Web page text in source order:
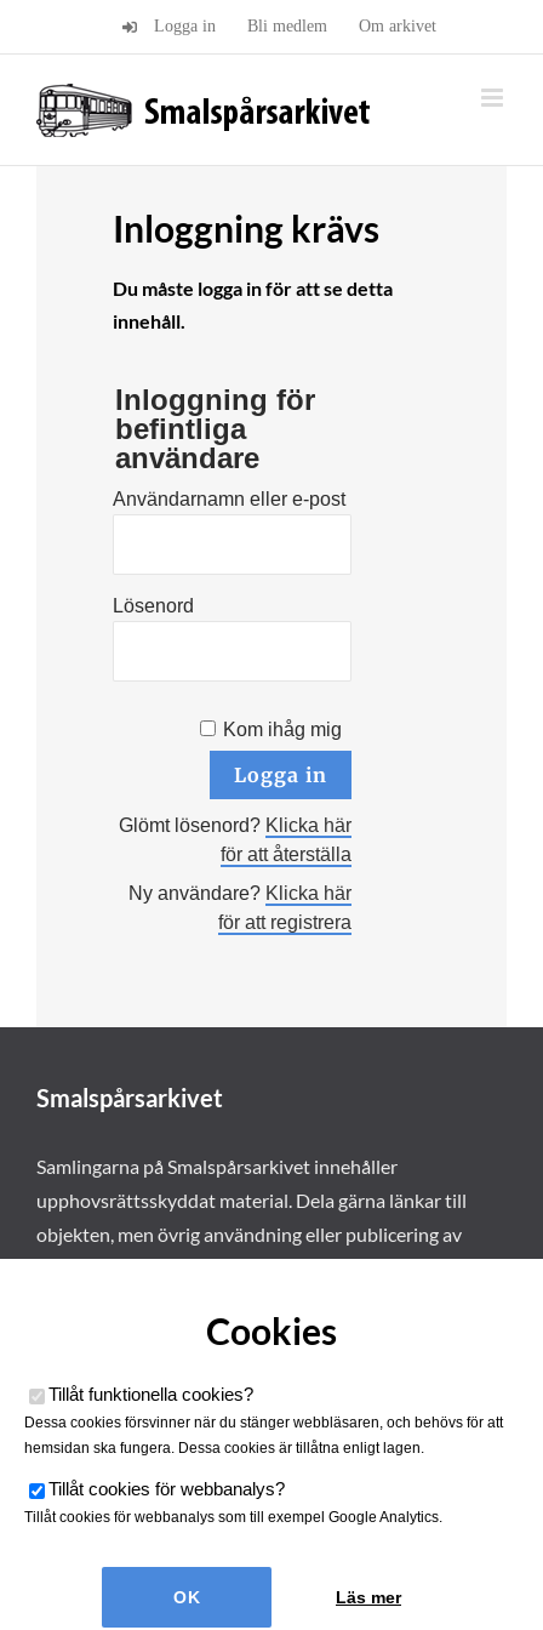
Logga in Bli medlem Om arkivet
Inloggning krävs
Du måste logga in för att se detta
innehåll.
Inloggning för
befintliga
användare
Användarnamn eller e-post
Lösenord
Kom ihåg mig
Glömt lösenord? Klicka här
för att återställa
Ny användare? Klicka här
för att registrera
Smalspårsarkivet
Samlingarna på Smalspårsarkivet innehåller
upphovsrättsskyddat material. Dela gärna länkar till
objekten, men övrig användning eller publicering av
Smalspårsarkivet drivs av
Tjustbygdens Järnvägsförening
Cookies
Tillåt funktionella cookies?
Dessa cookies försvinner när du stänger webbläsaren, och behövs för att
hemsidan ska fungera. Dessa cookies är tillåtna enligt lagen.
Tillåt cookies för webbanalys?
Tillåt cookies för webbanalys som till exempel Google Analytics.
Läs mer